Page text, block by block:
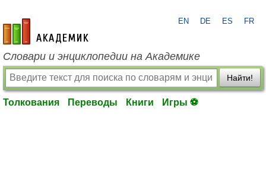
academic.ru
EN DE ES FR
Словари и энциклопедии на Академике
Найти!
Толкования Переводы Книги Игры ⚽